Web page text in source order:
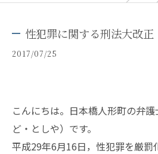
性犯罪に関する刑法大改
2017/07/25
こんにちは。日本橋人形町の弁
ど・としや）です。
平成29年6月16日，性犯罪を厳罰